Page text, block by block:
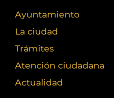
Ayuntamiento
La ciudad
Trámites
Atención ciudadana
Actualidad